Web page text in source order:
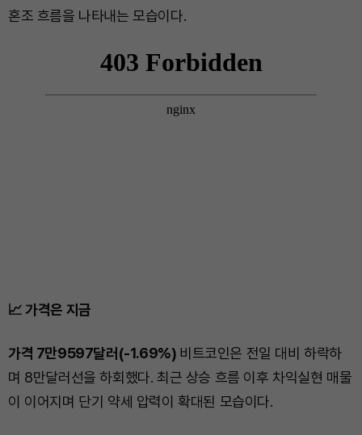
혼조 흐름을 나타내는 모습이다.
📈 가격은 지금
가격 7만9597달러(-1.69%) 비트코인은 전일 대비 하락하
며 8만달러선을 하회했다. 최근 상승 흐름 이후 차익실현 매물
이 이어지며 단기 약세 압력이 확대된 모습이다.